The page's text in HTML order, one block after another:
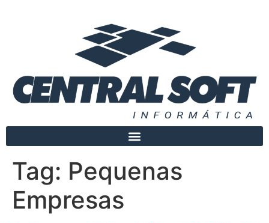
Tag: Pequenas
Empresas